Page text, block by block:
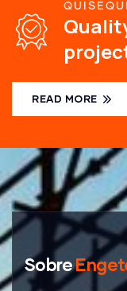
READ MORE
Sobre